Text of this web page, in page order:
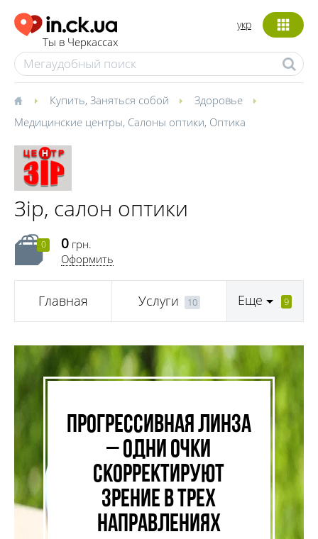
Ты в Черкассах
укр
Купить, Заняться собой
Здоровье
Медицинские центры, Салоны оптики, Оптика
Зір, салон оптики
0 0 грн.
Оформить
Главная Услуги 10 Еще 9
Прогрессивная линза
– одни очки
скорректируют
зрение в трех
направлениях